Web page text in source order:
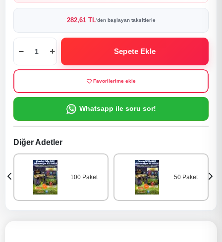
282,61 TL'den başlayan taksitlerle
Sepete Ekle
Favorilerime ekle
Whatsapp ile soru sor!
Diğer Adetler
100 Paket 50 Paket